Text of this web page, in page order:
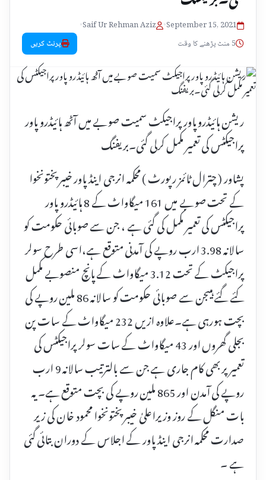
September 15, 2021
•
Saif Ur Rehman Aziz
•
5 منٹ پڑھنے کا وقت
پرنٹ کریں
ریشن ہائیڈرو پاور پراجیکٹ سمیت صوبے میں آٹھ ہائیڈرو پاور
پراجیکٹس کی تعمیر مکمل کرلی گئی۔بریفنگ
پشاور ( چترال ٹائمز رپورٹ ) محکمہ انرجی اینڈ پاور خیبرپختونخوا
کے تحت صوبے میں 161 میگاواٹ کے 8 ہائیڈرو پاور
پراجیکٹس کی تعمیر مکمل کی گئی ہے ، جن سے صوبائی حکومت کو
سالانہ 3.98 ارب روپے کی آمدنی متوقع ہے،اسی طرح سولر
پراجیکٹ کے تحت 3.12 میگاواٹ کے پانچ منصوبے مکمل
کئے گئے ہیںجن سے صوبائی حکومت کو سالانہ 86 ملین روپے کی
بچت ہورہی ہے۔علاوہ ازیں 232 میگاواٹ کے سات پن
بجلی گھروں اور 43 میگاواٹ کے سات سولر پراجیکٹس کی
تعمیر پر بھی کام جاری ہے جن سے بالترتیب سالانہ 9 ارب
روپے کی آمدن اور 865 ملین روپے کی بچت متوقع ہے۔ یہ
بات منگل کے روز وزیراعلیٰ خیبرپختونخوا محمود خان کی زیر
صدارت محکمہ انرجی اینڈ پاور کے اجلاس کے دوران بتائی گئی
ہے ۔